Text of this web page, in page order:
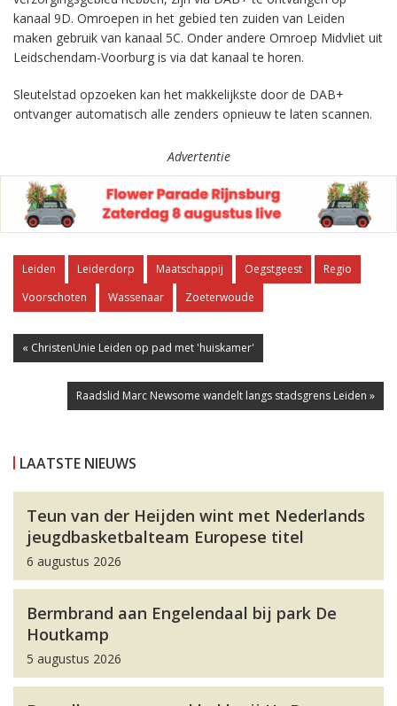
kanaal 9D. Omroepen in het gebied ten zuiden van Leiden
maken gebruik van kanaal 5C. Onder andere Omroep Midvliet uit
Leidschendam-Voorburg is via dat kanaal te horen.
Sleutelstad opzoeken kan het makkelijkste door de DAB+
ontvanger automatisch alle zenders opnieuw te laten scannen.
Advertentie
Leiden Leiderdorp Maatschappij Oegstgeest
Regio
Voorschoten
Wassenaar Zoeterwoude
« ChristenUnie Leiden op pad met 'huiskamer'
Raadslid Marc Newsome wandelt langs stadsgrens Leiden »
LAATSTE NIEUWS
Teun van der Heijden wint met Nederlands
jeugdbasketbalteam Europese titel
6 augustus 2026
Bermbrand aan Engelendaal bij park De
Houtkamp
5 augustus 2026